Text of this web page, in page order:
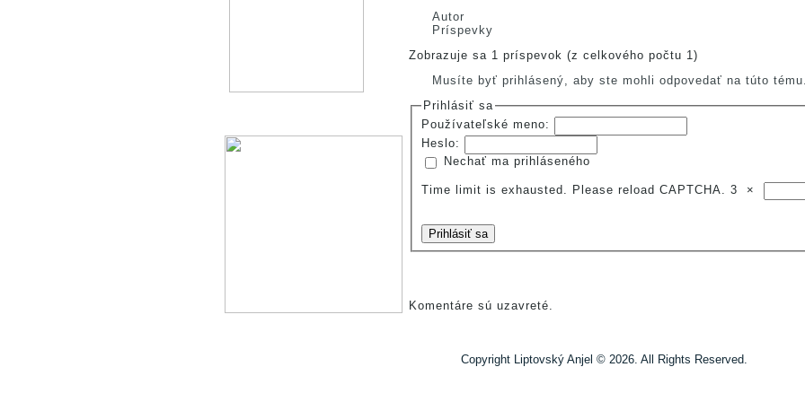
Autor
Príspevky
Zobrazuje sa 1 príspevok (z celkového počtu 1)
Musíte byť prihlásený, aby ste mohli odpovedať na túto
Prihlásiť sa
Používateľské meno:
Heslo:
Nechať ma prihláseného
Time limit is exhausted. Please reload CAPTCHA. 3 ×
Prihlásiť sa
Komentáre sú uzavreté.
Copyright Liptovský Anjel © 2026. All Rights Reserved.